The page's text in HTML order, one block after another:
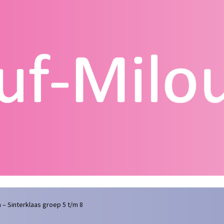
Contact Homepagina
– Sinterklaas groep 5 t/m 8